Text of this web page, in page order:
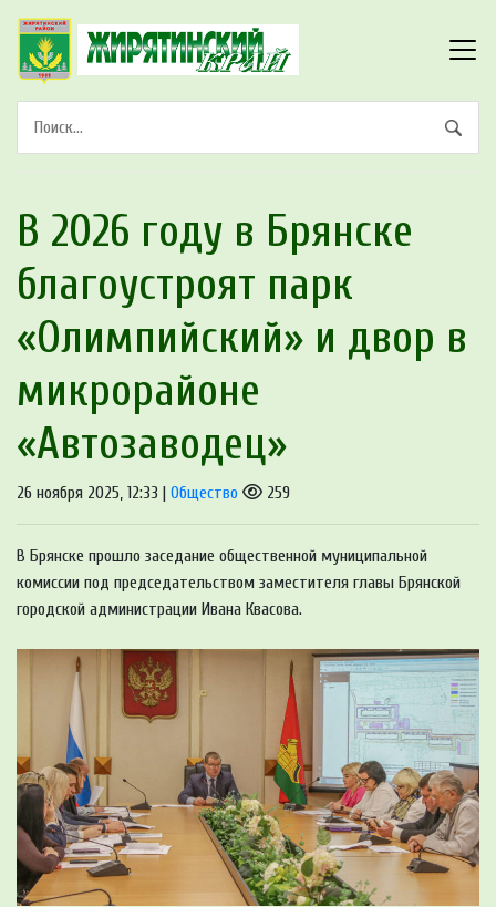
В 2026 году в Брянске
благоустроят парк
«Олимпийский» и двор в
микрорайоне
«Автозаводец»
26 ноября 2025, 12:33 | Общество 259
В Брянске прошло заседание общественной муниципальной
комиссии под председательством заместителя главы Брянской
городской администрации Ивана Квасова.